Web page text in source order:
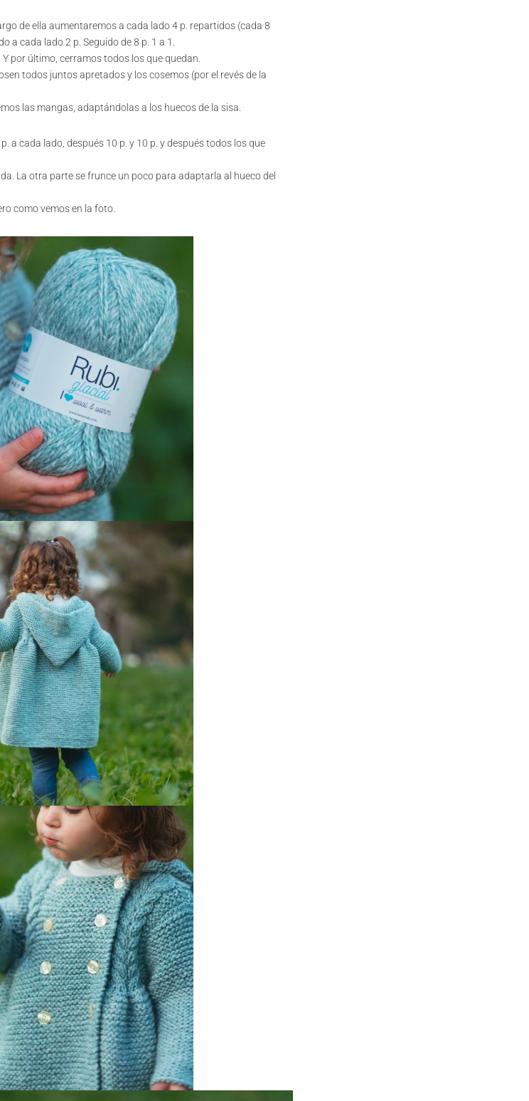
de ella aumentaremos a cada lado 4 p. repartidos (cada 8
a cada lado 2 p. Seguido de 8 p. 1 a 1.
por último, cerramos todos los que quedan.
todos juntos apretados y los cosemos (por el revés de la
las mangas, adaptándolas a los huecos de la sisa.
a cada lado, después 10 p. y 10 p. y después todos los que
La otra parte se frunce un poco para adaptarla al hueco del
como vemos en la foto.